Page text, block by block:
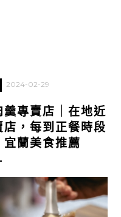
2024-02-29
專賣店｜在地近
，每到正餐時段
蘭美食推薦